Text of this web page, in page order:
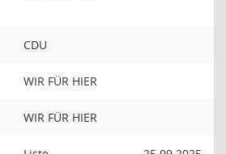
CDU
WIR FÜR HIER
WIR FÜR HIER